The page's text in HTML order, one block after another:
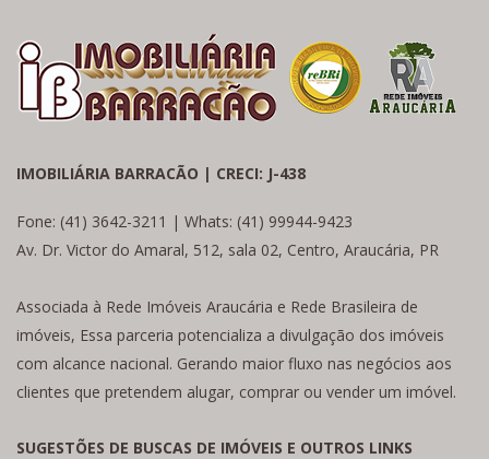
IMOBILIÁRIA BARRACÃO | CRECI: J-438
Fone: (41) 3642-3211 | Whats: (41) 99944-9423
Av. Dr. Victor do Amaral, 512, sala 02, Centro, Araucária, PR
Associada à Rede Imóveis Araucária e Rede Brasileira de
imóveis, Essa parceria potencializa a divulgação dos imóveis
com alcance nacional. Gerando maior fluxo nas negócios aos
clientes que pretendem alugar, comprar ou vender um imóvel.
SUGESTÕES DE BUSCAS DE IMÓVEIS E OUTROS LINKS